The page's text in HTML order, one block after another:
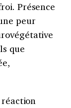
Présence
peur
que